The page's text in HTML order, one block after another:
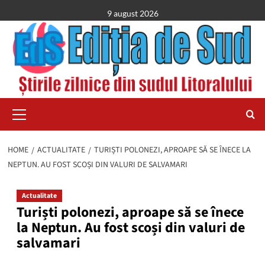
to
content
9 august 2026
Menu
HOME ACTUALITATE
TURIȘTI POLONEZI, APROAPE SĂ SE ÎNECE LA
NEPTUN. AU FOST SCOȘI DIN VALURI DE SALVAMARI
Actualitate
Turiști polonezi, aproape să se înece
la Neptun. Au fost scoși din valuri de
salvamari